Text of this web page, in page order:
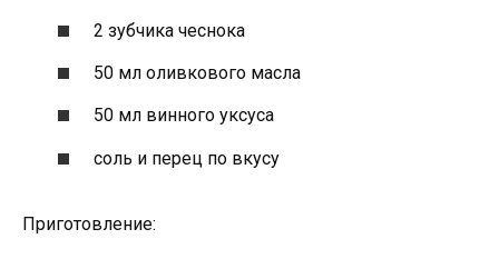
2 зубчика чеснока
50 мл оливкового масла
50 мл винного уксуса
соль и перец по вкусу
Приготовление: